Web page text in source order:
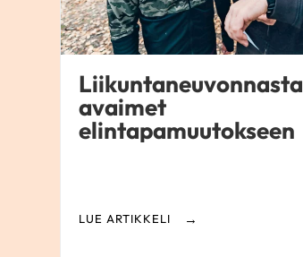
Liikuntaneuvonnasta
avaimet
elintapamuutokseen
LUE ARTIKKELI